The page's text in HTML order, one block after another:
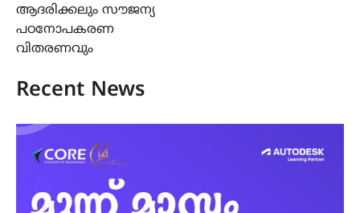
ആദരിക്കലും സൗജന്യ
പഠനോപകരണ
വിതരണവും
Recent News